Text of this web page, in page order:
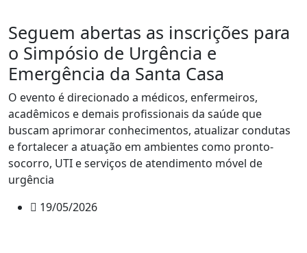
Seguem abertas as inscrições para
o Simpósio de Urgência e
Emergência da Santa Casa
O evento é direcionado a médicos, enfermeiros,
acadêmicos e demais profissionais da saúde que
buscam aprimorar conhecimentos, atualizar condutas
e fortalecer a atuação em ambientes como pronto-
socorro, UTI e serviços de atendimento móvel de
urgência
19/05/2026